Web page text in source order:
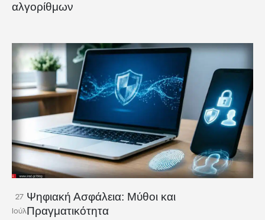
αλγορίθμων
27
Ιούλ
Ψηφιακή Ασφάλεια: Μύθοι και
Πραγματικότητα